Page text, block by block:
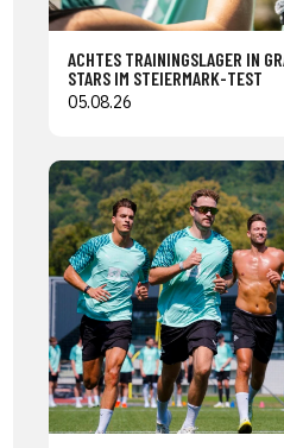
ACHTES TRAININGSLAGER IN
STARS IM STEIERMARK-TEST
05.08.26